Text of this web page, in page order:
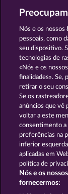
ATLANTIC
Programa
Nós e os nossos
pessoais, como
seu dispositivo.
tecnologias de
«Nós e os
finalidades». Se,
retirar o seu
Se os
anúncios que vê
voltar a este
consentimento a
preferências na
inferior esquerda
aplicadas em
política de
Nós e os
fornecermos: